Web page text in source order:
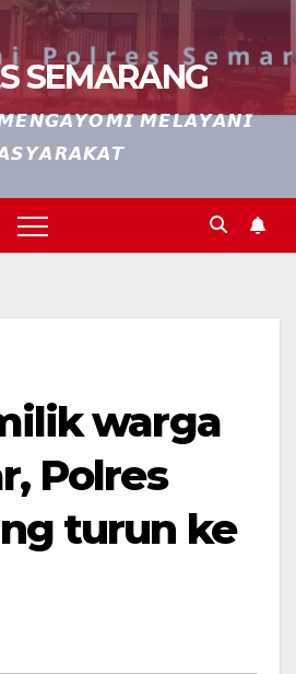
SEMARANG
𝙈𝙀𝙇𝘼𝙔𝘼𝙉𝙄
warga
Polres
turun ke